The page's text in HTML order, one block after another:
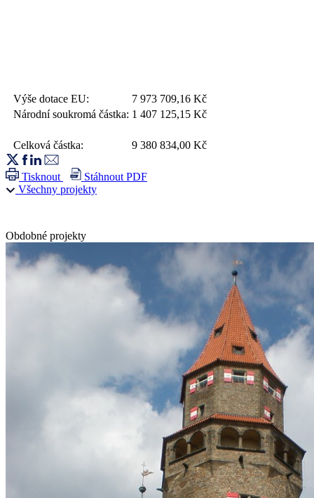
Výše dotace EU: 7 973 709,16 Kč
Národní soukromá částka: 1 407 125,15 Kč
Celková částka: 9 380 834,00 Kč
Tisknout
Stáhnout PDF
Všechny projekty
Obdobné projekty